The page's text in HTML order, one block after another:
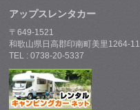
アップスレンタカー
〒649-1521
和歌山県日高郡印南町美里1264-11
TEL : 0738-20-5337